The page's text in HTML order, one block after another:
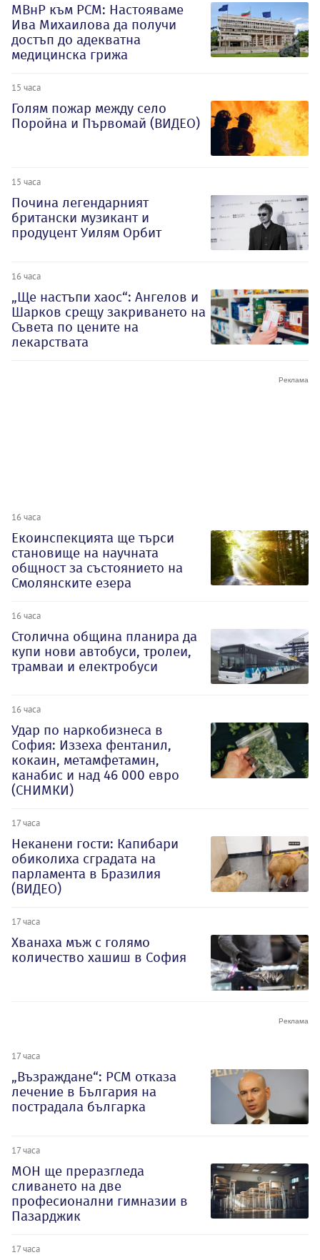
МВнР към РСМ: Настояваме
Ива Михаилова да получи
достъп до адекватна
медицинска грижа
15 часа
Голям пожар между село
Поройна и Първомай (ВИДЕО)
15 часа
Почина легендарният
британски музикант и
продуцент Уилям Орбит
16 часа
„Ще настъпи хаос“: Ангелов и
Шарков срещу закриването на
Съвета по цените на
лекарствата
16 часа
Екоинспекцията ще търси
становище на научната
общност за състоянието на
Смолянските езера
16 часа
Столична община планира да
купи нови автобуси, тролеи,
трамваи и електробуси
16 часа
Удар по наркобизнеса в
София: Иззеха фентанил,
кокаин, метамфетамин,
канабис и над 46 000 евро
(СНИМКИ)
17 часа
Неканени гости: Капибари
обиколиха сградата на
парламента в Бразилия
(ВИДЕО)
17 часа
Хванаха мъж с голямо
количество хашиш в София
17 часа
„Възраждане“: РСМ отказа
лечение в България на
пострадала българка
17 часа
МОН ще преразгледа
сливането на две
професионални гимназии в
Пазарджик
17 часа